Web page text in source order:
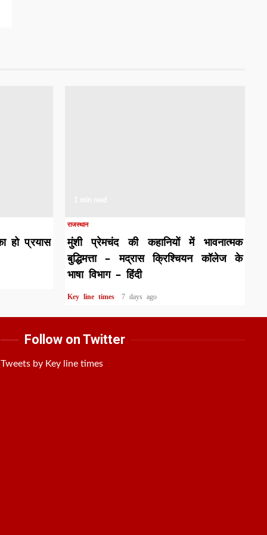
हो प्रयास
राजस्थान
मुंशी प्रेमचंद की कहानियों में भावनात्मक
बुद्धिमत्ता – मद्रास क्रिश्चियन कॉलेज के
भाषा विभाग – हिंदी
Key line times 7 days ago
Follow on Twitter
Tweets by Key line times